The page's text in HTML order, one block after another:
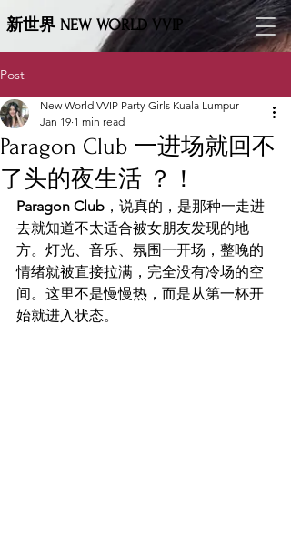
新世界 NEW WORLD VVIP
Post
Paragon Club 一进场就回不
了头的夜生活 ？！
New World VVIP Party Girls Kuala Lumpur
Jan 19 1 min read
Paragon Club ，说真的，是那种一走进
去就知道不太适合被女朋友发现的地
方。灯光、音乐、氛围一开场，整晚的
情绪就被直接拉满，完全没有冷场的空
间。这里不是慢慢热，而是从第一杯开
始就进入状态。